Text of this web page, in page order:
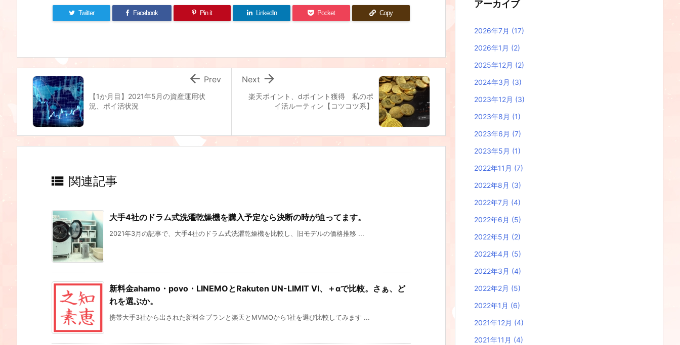
Twitter Facebook Pin it LinkedIn Pocket Copy
楽天ポイント、dポイント獲得 私のポ
イ活ルーティン【コツコツ系】

Next
【1か月目】2021年5月の資産運用状
況、ポイ活状況
 Prev
 関連記事
大手4社のドラム式洗濯乾燥機を購入予定なら決断の時が迫ってます。
2021年3月の記事で、大手4社のドラム式洗濯乾燥機を比較し、旧モデルの価格推移 ...
新料金ahamo・povo・LINEMOとRakuten UN-LIMIT VI、＋αで比較。さぁ、ど
れを選ぶか。
携帯大手3社から出された新料金プランと楽天とMVMOから1社を選び比較してみます ...
アーカイブ
2026年7月 (17)
2026年1月 (2)
2025年12月 (2)
2024年3月 (3)
2023年12月 (3)
2023年8月 (1)
2023年6月 (7)
2023年5月 (1)
2022年11月 (7)
2022年8月 (3)
2022年7月 (4)
2022年6月 (5)
2022年5月 (2)
2022年4月 (5)
2022年3月 (4)
2022年2月 (5)
2022年1月 (6)
2021年12月 (4)
2021年11月 (4)